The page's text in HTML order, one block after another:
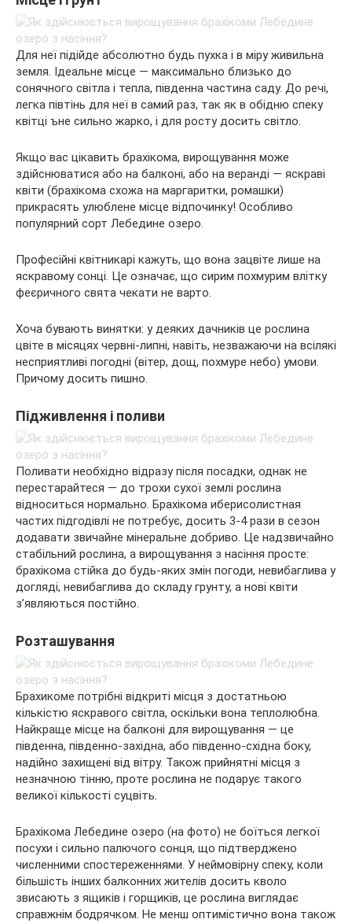
Для неї підійде абсолютно будь пухка і в міру живильна
земля. Ідеальне місце — максимально близько до
сонячного світла і тепла, південна частина саду. До речі,
легка півтінь для неї в самий раз, так як в обідню спеку
квітці ъне сильно жарко, і для росту досить світло.
Якщо вас цікавить брахікома, вирощування може
здійснюватися або на балконі, або на веранді — яскраві
квіти (брахікома схожа на маргаритки, ромашки)
прикрасять улюблене місце відпочинку! Особливо
популярний сорт Лебедине озеро.
Професійні квітникарі кажуть, що вона зацвіте лише на
яскравому сонці. Це означає, що сирим похмурим влітку
феєричного свята чекати не варто.
Хоча бувають винятки: у деяких дачників це рослина
цвіте в місяцях червні-липні, навіть, незважаючи на всілякі
несприятливі погодні (вітер, дощ, похмуре небо) умови.
Причому досить пишно.
Підживлення і поливи
Поливати необхідно відразу після посадки, однак не
перестарайтеся — до трохи сухої землі рослина
відноситься нормально. Брахікома иберисолистная
частих підгодівлі не потребує, досить 3-4 рази в сезон
додавати звичайне мінеральне добриво. Це надзвичайно
стабільний рослина, а вирощування з насіння просте:
брахікома стійка до будь-яких змін погоди, невибаглива у
догляді, невибаглива до складу грунту, а нові квіти
з’являються постійно.
Розташування
Брахикоме потрібні відкриті місця з достатньою
кількістю яскравого світла, оскільки вона теплолюбна.
Найкраще місце на балконі для вирощування — це
південна, південно-західна, або південно-східна боку,
надійно захищені від вітру. Також прийнятні місця з
незначною тінню, проте рослина не подарує такого
великої кількості суцвіть.
Брахікома Лебедине озеро (на фото) не боїться легкої
посухи і сильно палючого сонця, що підтверджено
численними спостереженнями. У неймовірну спеку, коли
більшість інших балконних жителів досить кволо
звисають з ящиків і горщиків, це рослина виглядає
справжнім бодрячком. Не менш оптимістично вона також